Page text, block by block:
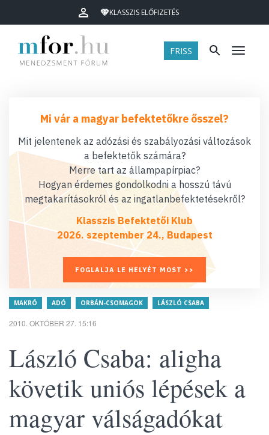
KLASSZIS ELŐFIZETÉS
FRISS Menü
Mi vár a magyar befektetőkre ősszel?
Mit jelentenek az adózási és szabályozási változások
a befektetők számára?
Merre tart az állampapírpiac?
Hogyan érdemes gondolkodni a hosszú távú
megtakarításokról és az ingatlanbefektetésekről?
Klasszis Befektetői Klub
2026. szeptember 24., Budapest
FOGLALJA LE HELYÉT MOST >>
MAKRÓ ADÓ ORBÁN-CSOMAGOK LÁSZLÓ CSABA
2010. OKTÓBER 27. 15:16
László Csaba: aligha
követik uniós lépések a
magyar válságadókat